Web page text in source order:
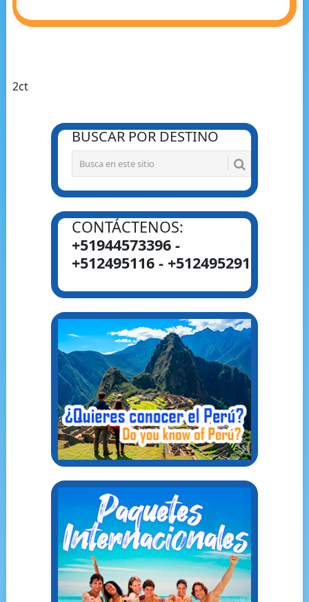
2ct
BUSCAR POR DESTINO
CONTÁCTENOS:
+51944573396 -
+512495116 - +512495291